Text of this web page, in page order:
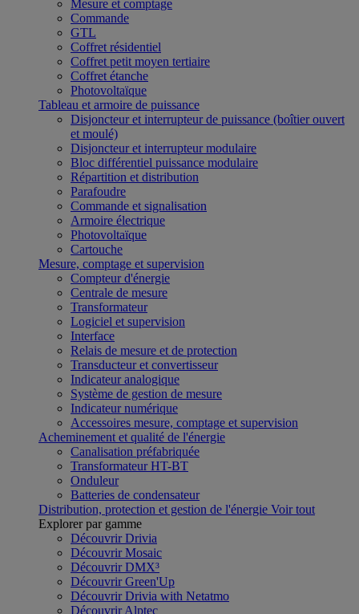
Mesure et comptage
Commande
GTL
Coffret résidentiel
Coffret petit moyen tertiaire
Coffret étanche
Photovoltaïque
Tableau et armoire de puissance
Disjoncteur et interrupteur de puissance (boîtier ouvert
et moulé)
Disjoncteur et interrupteur modulaire
Bloc différentiel puissance modulaire
Répartition et distribution
Parafoudre
Commande et signalisation
Armoire électrique
Photovoltaïque
Cartouche
Mesure, comptage et supervision
Compteur d'énergie
Centrale de mesure
Transformateur
Logiciel et supervision
Interface
Relais de mesure et de protection
Transducteur et convertisseur
Indicateur analogique
Système de gestion de mesure
Indicateur numérique
Accessoires mesure, comptage et supervision
Acheminement et qualité de l'énergie
Canalisation préfabriquée
Transformateur HT-BT
Onduleur
Batteries de condensateur
Distribution, protection et gestion de l'énergie Voir tout
Explorer par gamme
Découvrir Drivia
Découvrir Mosaic
Découvrir DMX³
Découvrir Green'Up
Découvrir Drivia with Netatmo
Découvrir Alptec